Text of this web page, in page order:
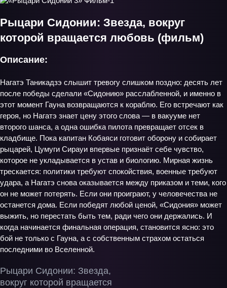
Рыцари Сидонии: Звезда, вокруг
которой вращается любовь (фильм)
Рыцари Сидонии: Звезда,
вокруг которой вращается
Описание:
Нагатэ Таникадзэ слышит тревогу слишком поздно: десять лет
после победы сделали «Сидонию» расслабленной, и именно в
этот момент Гауна возвращаются к кораблю. Его встречают как
героя, но Нагатэ знает цену этого слова — в вакууме нет
второго шанса, а одна ошибка пилота превращает отсек в
кладбище. Пока капитан Кобаяси готовит оборону и собирает
рыцарей, Цумуги Сирауи впервые признаёт себе чувство,
которое не укладывается в устав и биологию. Мирная жизнь
трескается: политики требуют спокойствия, военные требуют
удара, а Нагатэ снова оказывается между приказом и теми, кого
он не может потерять. Если они проиграют, у человечества не
останется дома. Если победят любой ценой, «Сидония» может
выжить, но перестать быть тем, ради чего они держались. И
когда начинается финальная операция, становится ясно: это
бой не только с Гауна, а с собственным страхом остаться
последними во Вселенной.